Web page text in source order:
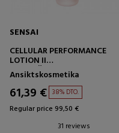
SENSAI
CELLULAR PERFORMANCE
LOTION II
CELLULÄR PRESTANDALOTION
Ansiktskosmetika
61,39 € 38% DTO.
Regular price 99,50 €
31 reviews